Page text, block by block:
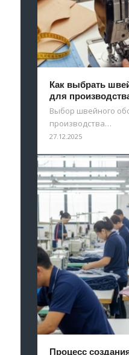
Как выбрать
для
Выбор швейного
производства…
27.12.2025
Процесс